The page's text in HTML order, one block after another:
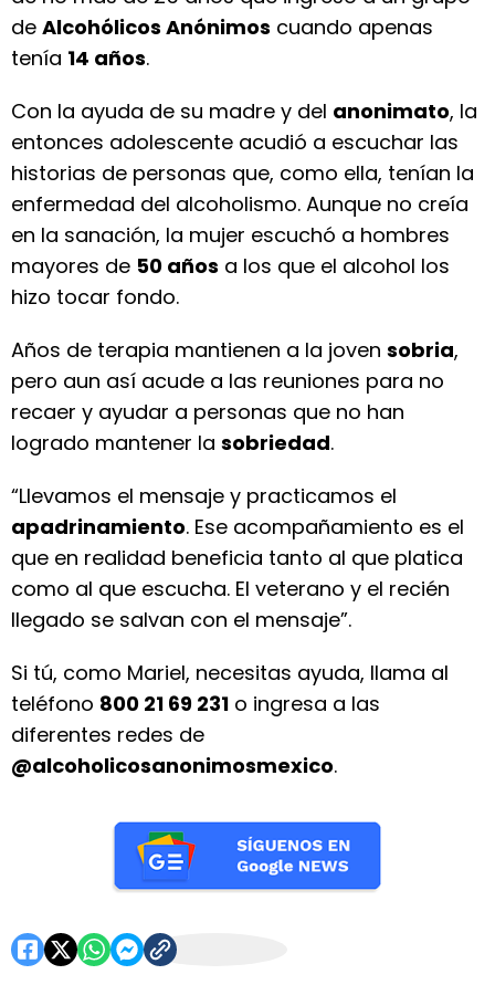
de Alcohólicos Anónimos cuando apenas
tenía 14 años.
Con la ayuda de su madre y del anonimato, la
entonces adolescente acudió a escuchar las
historias de personas que, como ella, tenían la
enfermedad del alcoholismo. Aunque no creía
en la sanación, la mujer escuchó a hombres
mayores de 50 años a los que el alcohol los
hizo tocar fondo.
Años de terapia mantienen a la joven sobria,
pero aun así acude a las reuniones para no
recaer y ayudar a personas que no han
logrado mantener la sobriedad.
“Llevamos el mensaje y practicamos el
apadrinamiento. Ese acompañamiento es el
que en realidad beneficia tanto al que platica
como al que escucha. El veterano y el recién
llegado se salvan con el mensaje”.
Si tú, como Mariel, necesitas ayuda, llama al
teléfono 800 21 69 231 o ingresa a las
diferentes redes de
@alcoholicosanonimosmexico.